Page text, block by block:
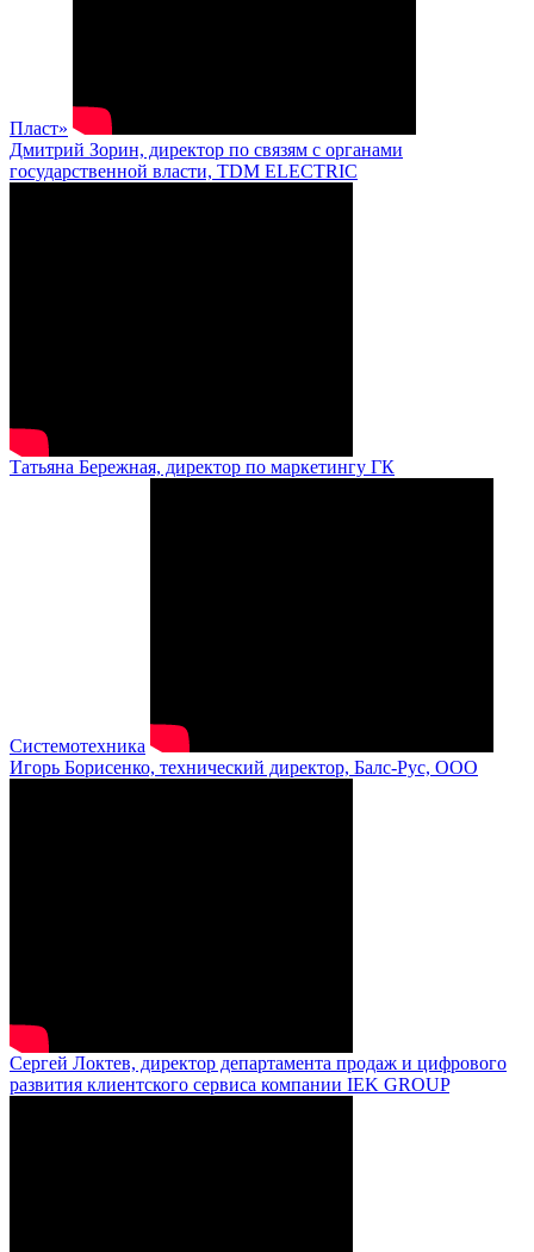
Пласт»
Дмитрий Зорин, директор по связям с органами
государственной власти, TDM ELECTRIC
Татьяна Бережная, директор по маркетингу ГК
Системотехника
Игорь Борисенко, технический директор, Балс-Рус, ООО
Сергей Локтев, директор департамента продаж и цифрового
развития клиентского сервиса компании IEK GROUP